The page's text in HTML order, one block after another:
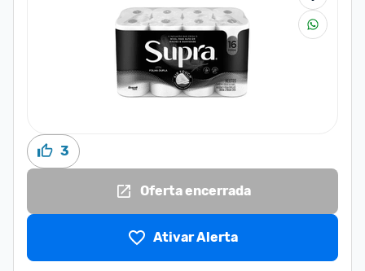
3
Oferta encerrada
Ativar Alerta